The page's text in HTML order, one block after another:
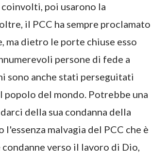
poi usarono la
il PCC ha sempre proclamato
ma dietro le porte chiuse esso
persone di fede a
sono anche stati perseguitati
del mondo. Potrebbe una
della sua condanna della
malvagia del PCC che è
verso il lavoro di Dio,